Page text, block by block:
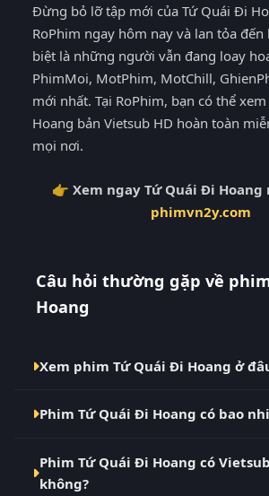
Đừng bỏ lỡ tập mới của Tứ Quái Đi
RoPhim ngay hôm nay và lan tỏa đến
biệt là những người vẫn đang loay
PhimMoi, MotPhim, MotChill,
mới nhất. Tại RoPhim, bạn có thể
Hoang bản Vietsub HD hoàn toàn
mọi nơi.
👉 Xem ngay Tứ Quái Đi
phimvn2y.com
Câu hỏi thường gặp về
Hoang
Xem phim Tứ Quái Đi Hoang ở
miễn phí tại RoPhim
thay thế cho PhimMoi, MotPhim,
GhienPhim, ThungPhim, Phim VN2,
Phim Tứ Quái Đi Hoang có bao
Tại RoPhim, các tập mới được cập
10 phút khi nguồn có nội dung mới.
Phim Tứ Quái Đi Hoang có
không?